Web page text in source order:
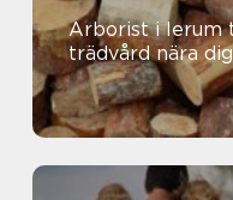
Arborist i lerum trygg och hållbar
trädvård nära dig